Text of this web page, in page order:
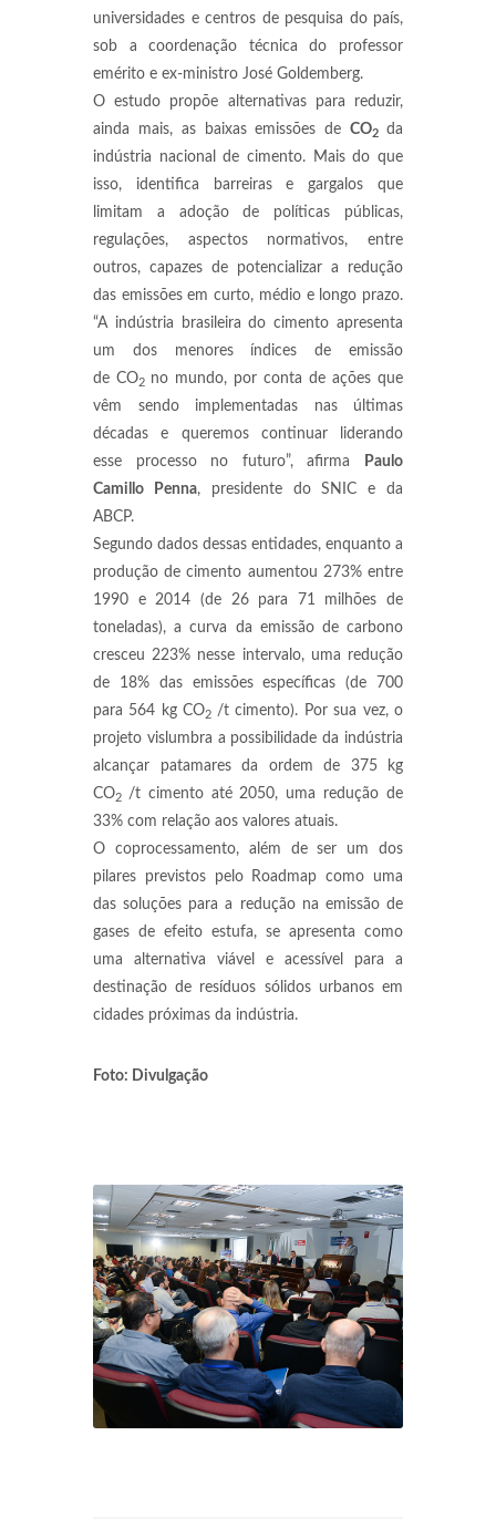
universidades e centros de pesquisa do país,
sob a coordenação técnica do professor
emérito e ex-ministro José Goldemberg.
O estudo propõe alternativas para reduzir,
ainda mais, as baixas emissões deCO2
da
indústria nacional de cimento. Mais do que
isso, identifica barreiras e gargalos que
limitam a adoção de políticas públicas,
regulações, aspectos normativos, entre
outros, capazes de potencializar a redução
das emissões em curto, médio e longo prazo.
“A indústria brasileira do cimento apresenta
um dos menores índices de emissão
de CO2 no mundo, por conta de ações que
vêm sendo implementadas nas últimas
décadas e queremos continuar liderando
esse processo no futuro”, afirma
Paulo
Camillo Penna, presidente do SNIC e da
ABCP.
Segundo dados dessas entidades, enquanto a
produção de cimento aumentou 273% entre
1990 e 2014 (de 26 para 71 milhões de
toneladas), a curva da emissão de carbono
cresceu 223% nesse intervalo, uma redução
de 18% das emissões específicas (de 700
para 564 kg CO2 /t cimento). Por sua vez, o
projeto vislumbra a possibilidade da indústria
alcançar patamares da ordem de 375 kg
CO2
/t cimento até 2050, uma redução de
33% com relação aos valores atuais.
O coprocessamento, além de ser um dos
pilares previstos pelo Roadmap como uma
das soluções para a redução na emissão de
gases de efeito estufa, se apresenta como
uma alternativa viável e acessível para a
destinação de resíduos sólidos urbanos em
cidades próximas da indústria.
Foto: Divulgação